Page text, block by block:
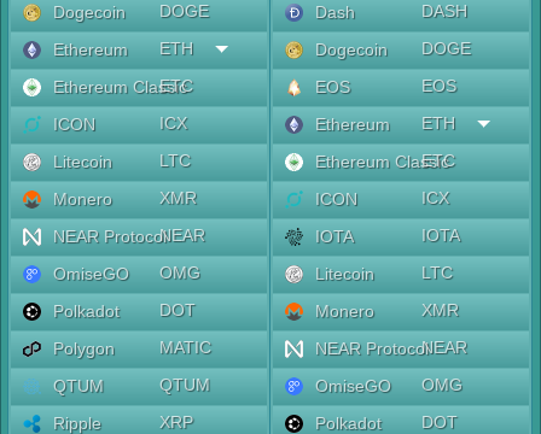
Dogecoin
DOGE
Ethereum
ETH
Ethereum Classic
ETC
ICON
ICX
Litecoin
LTC
Monero
XMR
NEAR ProtocolNEAR
OmiseGO
OMG
Polkadot
DOT
Polygon
MATIC
QTUM
QTUM
Ripple
XRP
Dash
DASH
Dogecoin
DOGE
EOS
EOS
Ethereum
ETH
Ethereum Classic
ETC
ICON
ICX
IOTA
IOTA
Litecoin
LTC
Monero
XMR
NEAR ProtocolNEAR
OmiseGO
OMG
Polkadot
DOT